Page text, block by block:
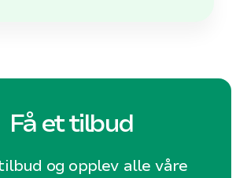
Få et tilbud
og opplev alle våre